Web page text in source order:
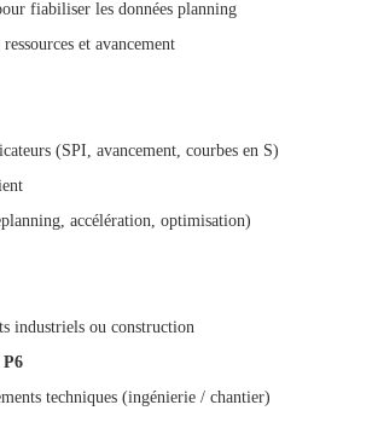
fiabiliser les données planning
et avancement
(SPI, avancement, courbes en S)
accélération, optimisation)
industriels ou construction
techniques (ingénierie / chantier)